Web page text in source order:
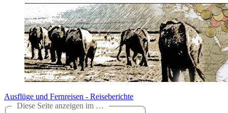
Ausflüge und Fernreisen - Reiseberichte
Diese Seite anzeigen im …